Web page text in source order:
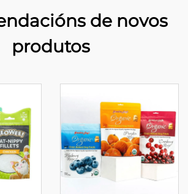
de novos
produtos